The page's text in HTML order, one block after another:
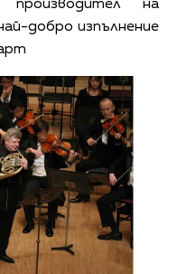
производител на
добро изпълнение